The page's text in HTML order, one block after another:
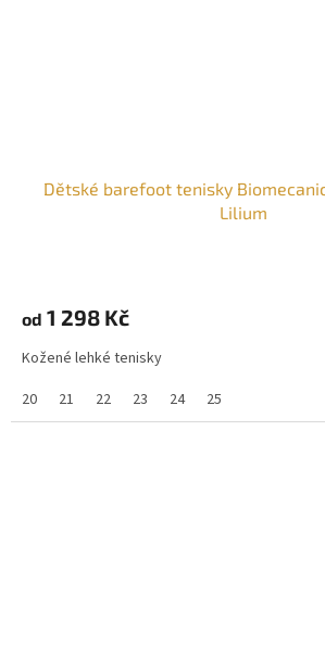
Dětské barefoot tenisky
Lilium
od 1 298 Kč
Kožené lehké tenisky
20
21 22 23 24 25